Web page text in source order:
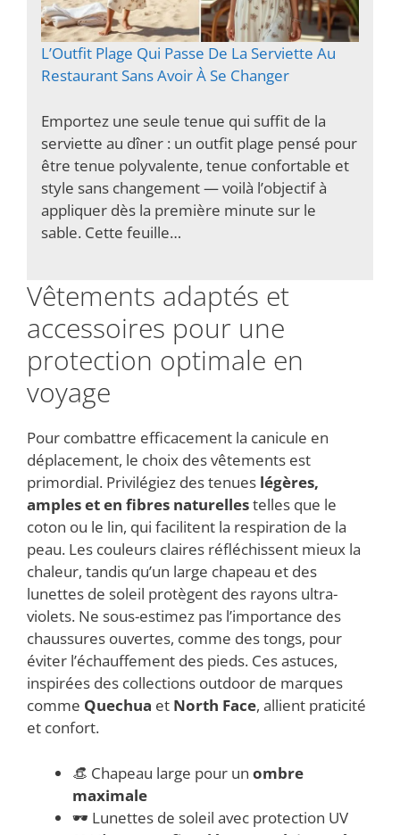
L’Outfit Plage Qui Passe De La Serviette Au
Restaurant Sans Avoir À Se Changer
Emportez une seule tenue qui suffit de la
serviette au dîner : un outfit plage pensé pour
être tenue polyvalente, tenue confortable et
style sans changement — voilà l’objectif à
appliquer dès la première minute sur le
sable. Cette feuille…
Vêtements adaptés et
accessoires pour une
protection optimale en
voyage
Pour combattre efficacement la canicule en
déplacement, le choix des vêtements est
primordial. Privilégiez des tenues légères,
amples et en fibres naturellestelles que le
coton ou le lin, qui facilitent la respiration de la
peau. Les couleurs claires réfléchissent mieux la
chaleur, tandis qu’un large chapeau et des
lunettes de soleil protègent des rayons ultra-
violets. Ne sous-estimez pas l’importance des
chaussures ouvertes, comme des tongs, pour
éviter l’échauffement des pieds. Ces astuces,
inspirées des collections outdoor de marques
comme Quechua et North Face, allient praticité
et confort.
👒 Chapeau large pour un ombre
maximale
🕶 Lunettes de soleil avec protection UV